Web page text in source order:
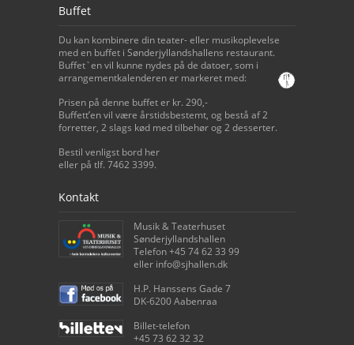
Buffet
Du kan kombinere din teater- eller musikoplevelse
med en buffet i Sønderjyllandshallens restaurant.
Buffet`en vil kunne nydes på de datoer, som i
arrangementkalenderen er markeret med:
Prisen på denne buffet er kr. 290,-
Buffett’en vil være årstidsbestemt, og bestå af 2
forretter, 2 slags kød med tilbehør og 2 desserter.
Bestil venligst bord her
eller på tlf. 7462 3399.
Kontakt
Musik & Teaterhuset
Sønderjyllandshallen
Telefon +45 74 62 33 99
eller info@sjhallen.dk
H.P. Hanssens Gade 7
DK-6200 Aabenraa
Billet-telefon
+45 73 62 32 32